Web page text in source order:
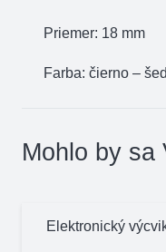
Priemer: 18 mm
Farba: čierno –
Mohlo by sa
Elektronický